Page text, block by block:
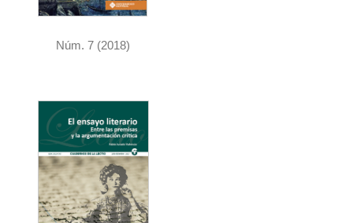
Núm. 7 (2018)